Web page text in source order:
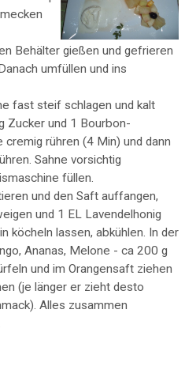
Behälter gießen und gefrieren
umfüllen und ins
fast steif schlagen und kalt
Zucker und 1 Bourbon-
cremig rühren (4 Min) und dann
Sahne vorsichtig
füllen.
und den Saft auffangen,
und 1 EL Lavendelhonig
köcheln lassen, abkühlen. In der
Ananas, Melone - ca 200 g
und im Orangensaft ziehen
(je länger er zieht desto
Alles zusammen